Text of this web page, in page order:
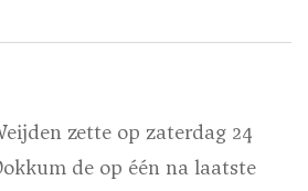
zette op zaterdag 24
de op één na laatste